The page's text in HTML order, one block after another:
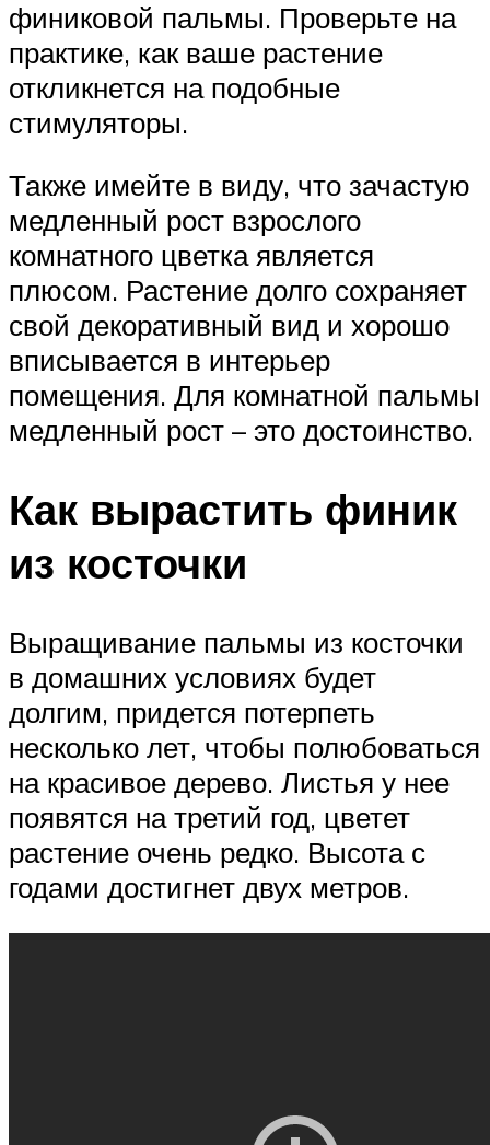
финиковой пальмы. Проверьте на
практике, как ваше растение
откликнется на подобные
стимуляторы.
Также имейте в виду, что зачастую
медленный рост взрослого
комнатного цветка является
плюсом. Растение долго сохраняет
свой декоративный вид и хорошо
вписывается в интерьер
помещения. Для комнатной пальмы
медленный рост – это достоинство.
Как вырастить финик
из косточки
Выращивание пальмы из косточки
в домашних условиях будет
долгим, придется потерпеть
несколько лет, чтобы полюбоваться
на красивое дерево. Листья у нее
появятся на третий год, цветет
растение очень редко. Высота с
годами достигнет двух метров.